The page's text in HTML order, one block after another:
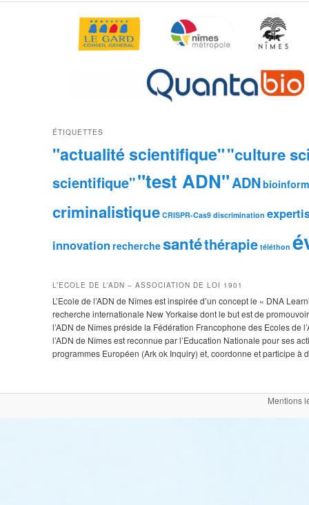
ÉTIQUETTES
"actualité scientifique""culture
scientifique""test ADN"ADN
criminalistique CRISPR-Cas9 discrimination
innovation recherchesantéthérapie téléthon
L’ECOLE DE L’ADN – ASSOCIATION DE LOI 1901
L’Ecole de l’ADN de Nîmes est inspirée d’un concept le « DNA
recherche internationale New Yorkaise dont le but est de
l’ADN de Nîmes préside la Fédération Francophone des Ecoles de
l’ADN de Nîmes est reconnue par l’Education Nationale pour ses
programmes Européen (Ark ok Inquiry) et, coordonne et participe
Mentions